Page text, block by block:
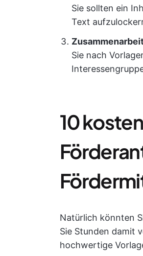
Sie sollten ein
Text
Sie nach
10
Natürlich könnten
Sie Stunden damit
hochwertige